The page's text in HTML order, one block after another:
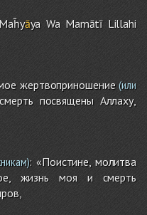
āya Wa Mamātī Lillahi
жертвоприношение(или
посвящены Аллаху,
: «Поистине, молитва
жизнь моя и смерть